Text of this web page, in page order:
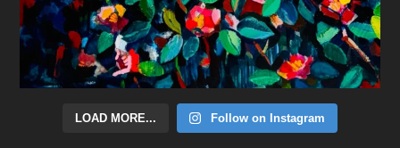
LOAD MORE... Follow on Instagram